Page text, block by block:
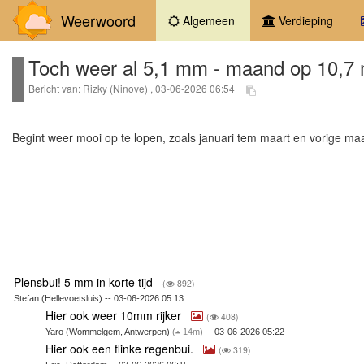
Weerwoord Algemeen (current)Verdieping
Toch weer al 5,1 mm - maand op 10,7
Bericht van: Rizky (Ninove) , 03-06-2026 06:54
Begint weer mooi op te lopen, zoals januari tem maart en vorige
Plensbui! 5 mm in korte tijd ( 892)
Stefan (Hellevoetsluis) -- 03-06-2026 05:13
Hier ook weer 10mm rijker ( 408)
Yaro (Wommelgem, Antwerpen)( 14m) -- 03-06-2026 05:22
Hier ook een flinke regenbui. ( 319)